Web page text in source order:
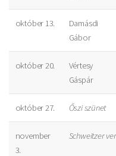
október 13.
Damásdi
Gábor
október 20.
Vértesy
Gáspár
október 27. Őszi szünet
november
3.
Schweitzer